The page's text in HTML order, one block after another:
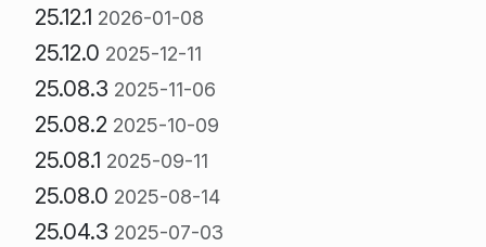
25.12.1 2026-01-08
25.12.0 2025-12-11
25.08.3 2025-11-06
25.08.2 2025-10-09
25.08.1 2025-09-11
25.08.0 2025-08-14
25.04.3 2025-07-03